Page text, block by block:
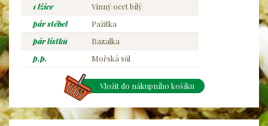
1 lžíce
Vinný ocet bílý
pár stébel
Pažitka
pár lístků
Bazalka
p.p.
Mořská sůl
Vložit do nákupního košíku